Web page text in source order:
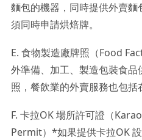
麵包的機器，同時提供外賣
須同時申請烘焙牌。
E. 食物製造廠牌照（Food
外準備、加工、製造包裝食
照，餐飲業的外賣服務也包括
F. 卡拉OK 場所許可證（
Permit）*如果提供卡拉OK 設